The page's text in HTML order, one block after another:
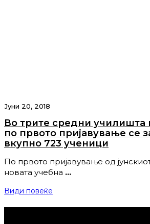
Јуни 20, 2018
Во трите средни училишта
по првото пријавување се
вкупно 723 ученици
По првото пријавување од
новата учебна …
Види повеќе